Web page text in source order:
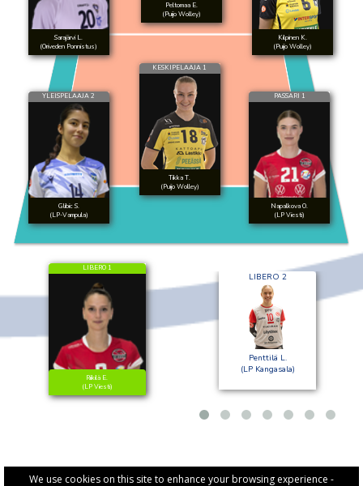
We use cookies on this site to enhance your browsing experience -
Sarajärvi L.
(Oriveden Ponnistus)
Peltomaa E.
(Puijo Wolley)
Kilpinen K.
(Puijo Wolley)
YLEISPELAAJA 2
Glibic S.
(LP-Vampula)
KESKIPELAAJA 1
Tikka T.
(Puijo Wolley)
PASSARI 1
Napalkova O.
(LP Viesti)
LIBERO 1
Riikilä E.
(LP Viesti)
LIBERO 2
Penttilä L.
(LP Kangasala)